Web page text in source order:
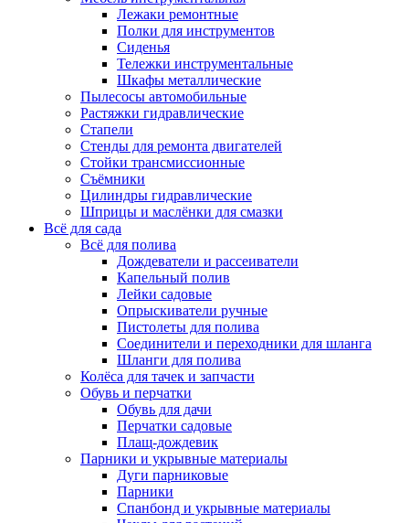
Лежаки ремонтные
Полки для инструментов
Сиденья
Тележки инструментальные
Шкафы металлические
Пылесосы автомобильные
Растяжки гидравлические
Стапели
Стенды для ремонта двигателей
Стойки трансмиссионные
Съёмники
Цилиндры гидравлические
Шприцы и маслёнки для смазки
Всё для сада
Всё для полива
Дождеватели и рассеиватели
Капельный полив
Лейки садовые
Опрыскиватели ручные
Пистолеты для полива
Соединители и переходники для шланга
Шланги для полива
Колёса для тачек и запчасти
Обувь и перчатки
Обувь для дачи
Перчатки садовые
Плащ-дождевик
Парники и укрывные материалы
Дуги парниковые
Парники
Спанбонд и укрывные материалы